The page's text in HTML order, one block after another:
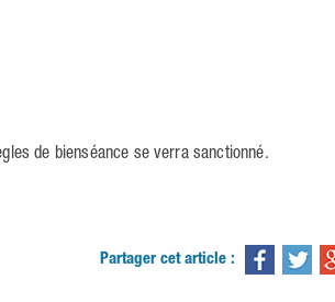
de bienséance se verra sanctionné.
Partager cet article :